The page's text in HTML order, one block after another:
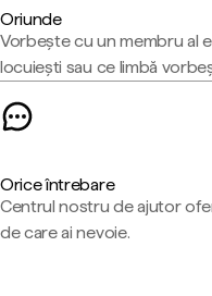
Oriunde
Vorbește cu un membru al
locuiești sau ce limbă
Orice întrebare
Centrul nostru de ajutor
de care ai nevoie.